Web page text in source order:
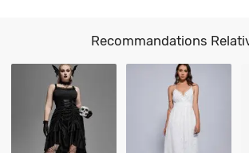
Recommandations